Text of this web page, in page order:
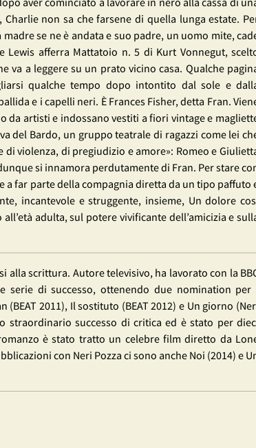
non sa che farsene di quella lunga estate.
se ne è andata e suo padre, un uomo mite,
afferra Mattatoio n. 5 di Kurt Vonnegut,
va a leggere su un prato vicino casa. Qualche
qualche tempo dopo intontito dal sole e
e i capelli neri. È Frances Fisher, detta Fran.
da artisti e indossano vestiti a fiori vintage e
del Bardo, un gruppo teatrale di ragazzi come lei
violenza, di pregiudizio e amore»: Romeo e
si innamora perdutamente di Fran. Per stare
far parte della compagnia diretta da un tipo paffuto
incantevole e struggente, insieme, Un dolore
adulta, sul potere vivificante dell’amicizia e
alla scrittura. Autore televisivo, ha lavorato con la
serie di successo, ottenendo due nomination per
2011), Il sostituto (BEAT 2012) e Un giorno
straordinario successo di critica ed è stato per
è stato tratto un celebre film diretto da
con Neri Pozza ci sono anche Noi (2014) e